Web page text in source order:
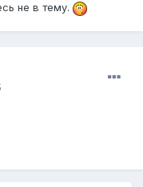
не в тему.